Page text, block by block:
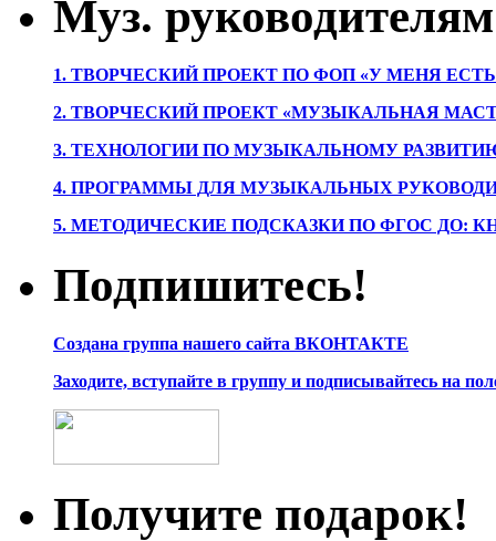
Муз. руководителям
1. ТВОРЧЕСКИЙ ПРОЕКТ ПО ФОП «У МЕНЯ
2. ТВОРЧЕСКИЙ ПРОЕКТ «МУЗЫКАЛЬНАЯ
3. ТЕХНОЛОГИИ ПО МУЗЫКАЛЬНОМУ
4. ПРОГРАММЫ ДЛЯ МУЗЫКАЛЬНЫХ
5. МЕТОДИЧЕСКИЕ ПОДСКАЗКИ ПО ФГОС ДО:
Подпишитесь!
Создана группа нашего сайта ВКОНТАКТЕ
Заходите, вступайте в группу и подписывайтесь на
Получите подарок!